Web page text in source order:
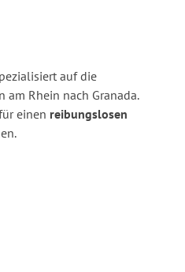
auf die
Rhein nach Granada.
einen reibungslosen